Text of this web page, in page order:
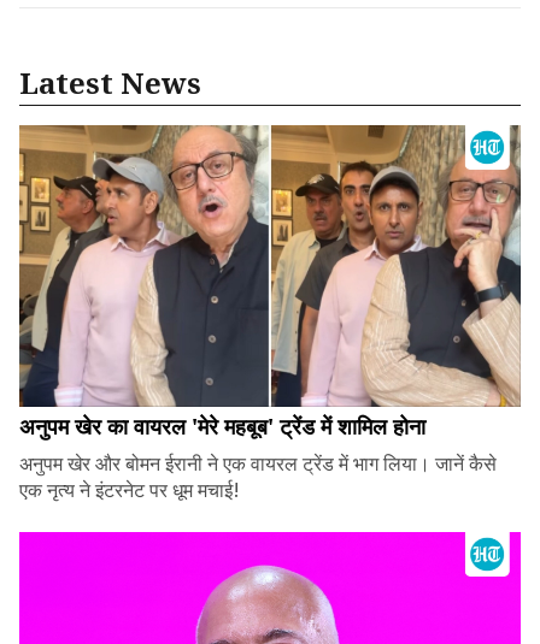
Latest News
अनुपम खेर का वायरल 'मेरे महबूब' ट्रेंड में शामिल होना
अनुपम खेर और बोमन ईरानी ने एक वायरल ट्रेंड में भाग लिया। जानें कैसे
एक नृत्य ने इंटरनेट पर धूम मचाई!